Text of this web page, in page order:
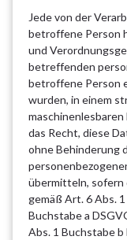
Jede von der
betroffene Person
und
betreffenden
betroffene Person
wurden, in einem
das Recht, diese
ohne Behinderung
übermitteln, sofern
gemäß Art. 6 Abs.
Buchstabe a
Abs. 1 Buchstabe